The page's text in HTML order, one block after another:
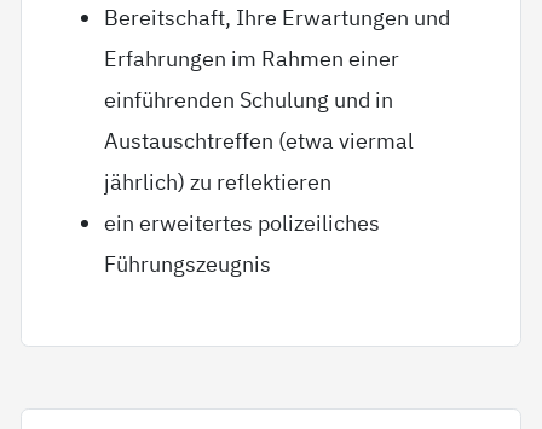
Bereitschaft, Ihre Erwartungen und
Erfahrungen im Rahmen einer
einführenden Schulung und in
Austauschtreffen (etwa viermal
jährlich) zu reflektieren
ein erweitertes polizeiliches
Führungszeugnis